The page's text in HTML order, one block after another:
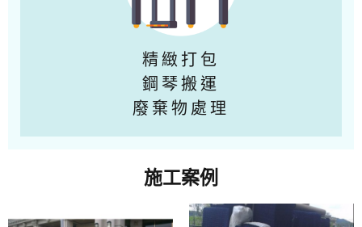
精緻打包
鋼琴搬運
廢棄物處理
施工案例